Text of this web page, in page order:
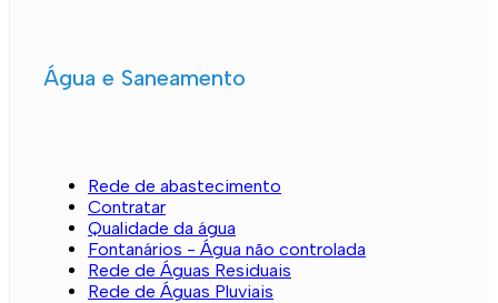
Água e Saneamento
Rede de abastecimento
Contratar
Qualidade da água
Fontanários - Água não controlada
Rede de Águas Residuais
Rede de Águas Pluviais